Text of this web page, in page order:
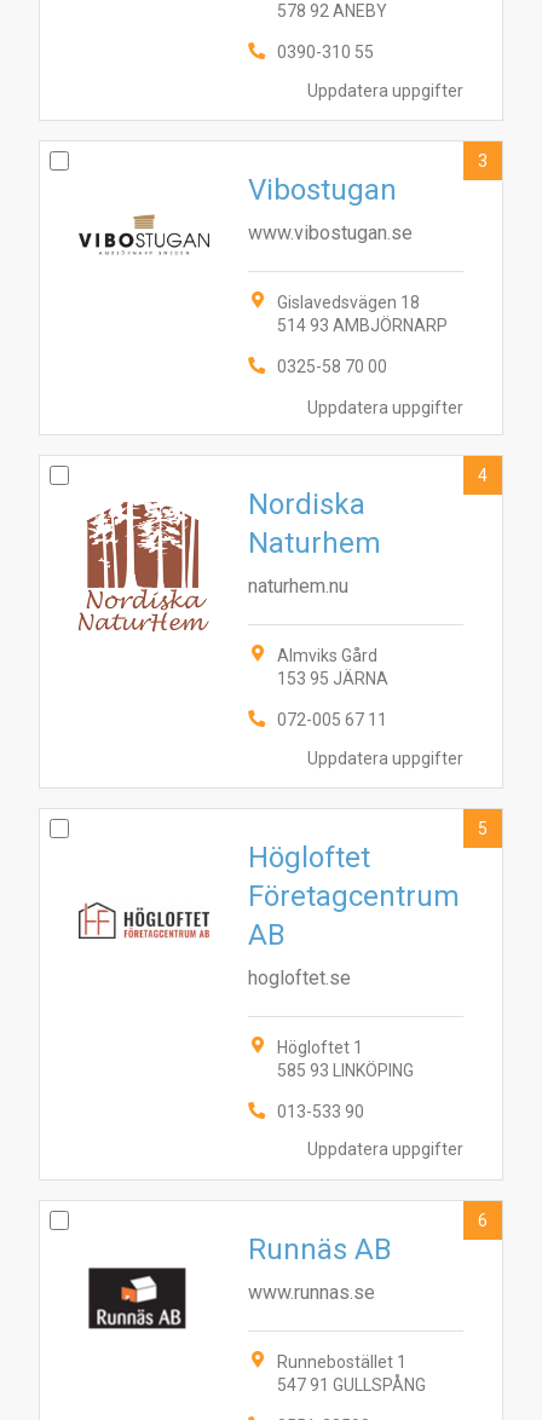
Uppdatera uppgifter
578 92 ANEBY
0390-310 55
Uppdatera uppgifter
Vibostugan
www.vibostugan.se
Gislavedsvägen 18
514 93 AMBJÖRNARP
0325-58 70 00
3
Uppdatera uppgifter
Nordiska
Naturhem
naturhem.nu
Almviks Gård
153 95 JÄRNA
072-005 67 11
4
Uppdatera uppgifter
Högloftet
Företagcentrum
AB
hogloftet.se
Högloftet 1
585 93 LINKÖPING
013-533 90
5
Runnäs AB
www.runnas.se
Runnebostället 1
547 91 GULLSPÅNG
6